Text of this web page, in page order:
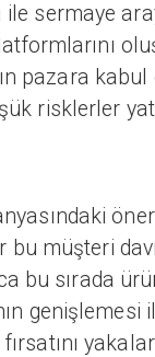
ile sermaye
pazara
risklerler
müşteri
bu sırada
genişlemesi